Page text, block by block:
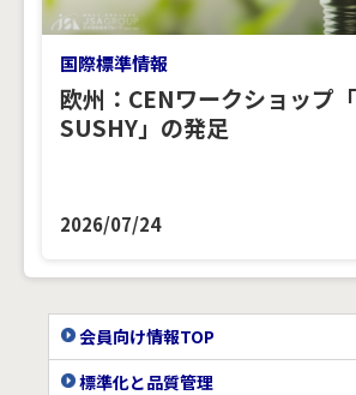
国際標準情報
欧州：CENワークショップ
SUSHY」の発足
2026/07/24
会員向け情報TOP
標準化と品質管理